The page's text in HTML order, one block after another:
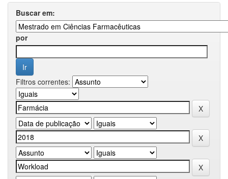
Buscar em:
por
Filtros correntes: